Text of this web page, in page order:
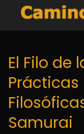
El Filo de
Prácticas
Samurai